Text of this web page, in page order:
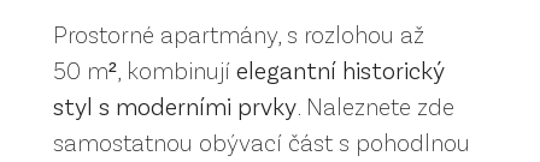
Prostorné apartmány, s rozlohou až
50 m², kombinují elegantní historický
styl s moderními prvky . Naleznete zde
samostatnou obývací část s pohodlnou